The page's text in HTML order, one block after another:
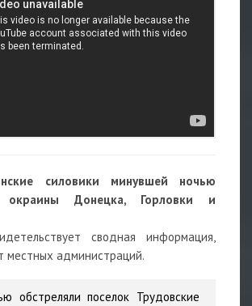
силовики минувшей ночью
окраины Донецка, Горловки и
сводная информация,
местных администраций.
обстреляли поселок Трудовские